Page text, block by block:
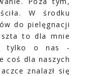
W środku
do pielęgnacji
to dla mnie
tylko o nas -
coś dla naszych
znalazł się